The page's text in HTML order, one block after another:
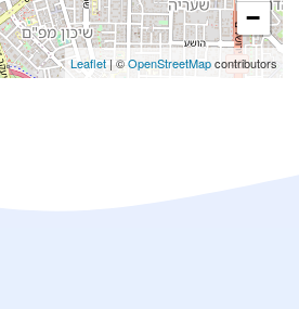
−
Leaflet | ©OpenStreetMapcontributors